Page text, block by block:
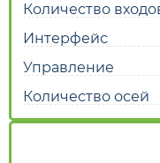
Количество
Интерфейс
Управление
Количество осей